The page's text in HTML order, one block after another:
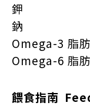
鉀
鈉
Omega-3 脂
Omega-6 脂
餵食指南